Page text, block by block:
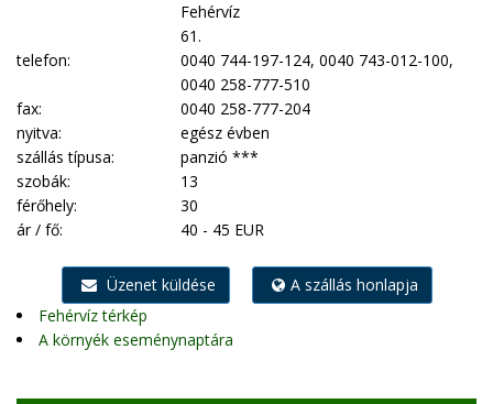
Fehérvíz
61.
telefon:
0040 744-197-124, 0040 743-012-100,
0040 258-777-510
fax:
0040 258-777-204
nyitva:
egész évben
szállás típusa:
panzió ***
szobák:
13
férőhely:
30
ár / fő:
40 - 45 EUR
Üzenet küldése
A szállás honlapja
Fehérvíz térkép
A környék eseménynaptára